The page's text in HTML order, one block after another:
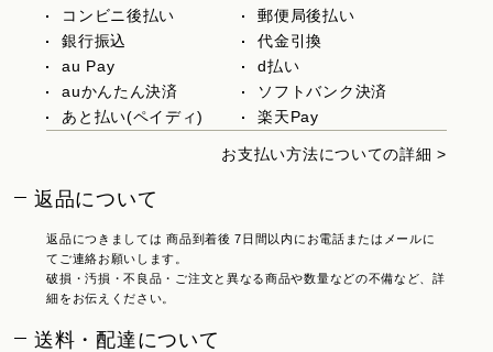
コンビニ後払い
郵便局後払い
銀行振込
代金引換
au Pay
d払い
auかんたん決済
ソフトバンク決済
あと払い(ペイディ)
楽天Pay
お支払い方法についての詳細 >
返品について
返品につきましては 商品到着後 7日間以内にお電話またはメールに
てご連絡お願いします。
破損・汚損・不良品・ご注文と異なる商品や数量などの不備など、詳
細をお伝えください。
送料・配達について